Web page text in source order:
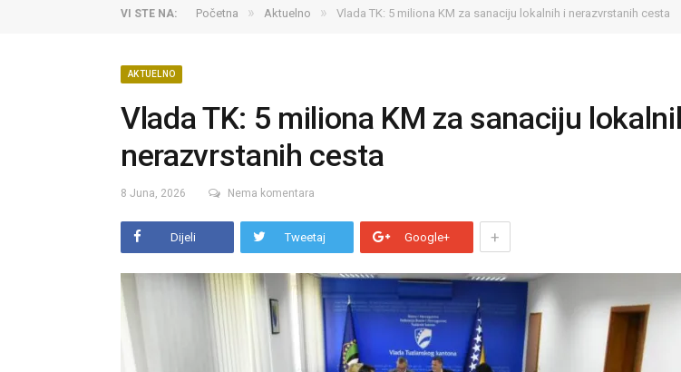
VI STE NA: Početna » Aktuelno » Vlada TK: 5 miliona KM za sanaciju lokalnih i nerazvrstanih cesta
AKTUELNO
Vlada TK: 5 miliona KM za sanaciju
nerazvrstanih cesta
8 Juna, 2026 Nema komentara
Dijeli Tweetaj Google+ +